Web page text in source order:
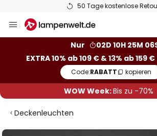
50 Tage kostenlose
Inhalt
Nur
02D 10H 25M
EXTRA 10% ab 109 € & 13% ab 159 €
Code:RABATT kopieren
WOW Week:Bis zu -70%
Deckenleuchten